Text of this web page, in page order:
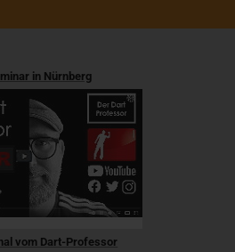
in Nürnberg
vom Dart-Professor